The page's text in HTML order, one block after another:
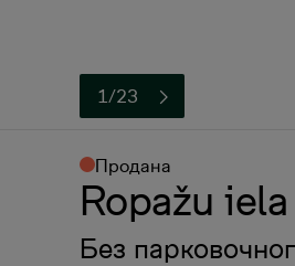
1/23
Продана
Ropažu
Без